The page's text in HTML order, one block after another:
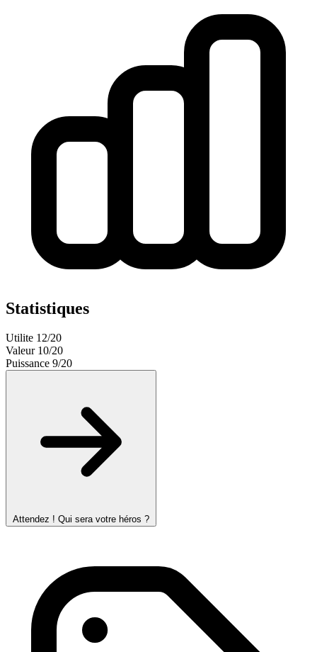
Statistiques
Utilite 12/20
Valeur 10/20
Puissance 9/20
Attendez ! Qui sera votre héros ?